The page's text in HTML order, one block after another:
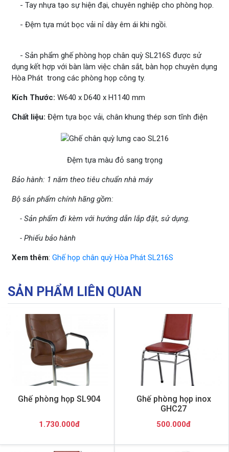
- Tay nhựa tạo sự hiện đại, chuyên nghiệp cho phòng họp.
- Đệm tựa mút bọc vải nỉ dày êm ái khi ngồi.
- Sản phẩm ghế phòng họp chân quỳ SL216S được sử
dụng kết hợp với bàn làm việc chân sắt, bàn họp chuyên dụng
Hòa Phát trong các phòng họp công ty.
Kích Thước: W640 x D640 x H1140 mm
Chất liệu: Đệm tựa bọc vải, chân khung thép sơn tĩnh điện
Đệm tựa màu đỏ sang trọng
Bảo hành: 1 năm theo tiêu chuẩn nhà máy
Bộ sản phẩm chính hãng gồm:
- Sản phẩm đi kèm với hướng dẫn lắp đặt, sử dụng.
- Phiếu bảo hành
Xem thêm: Ghế họp chân quỳ Hòa Phát SL216S
SẢN PHẨM LIÊN QUAN
Ghế phòng họp SL904
1.730.000đ
Ghế phòng họp inox
GHC27
500.000đ